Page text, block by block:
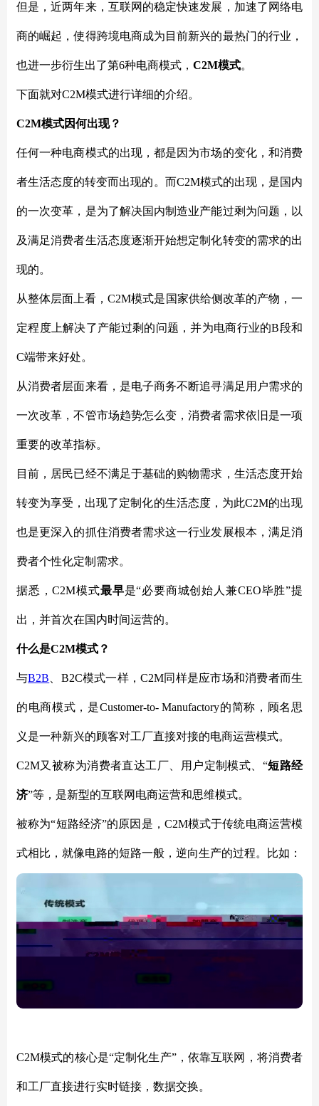
但是，近两年来，互联网的稳定快速发展，加速了网络电
商的崛起，使得跨境电商成为目前新兴的最热门的行业，
也进一步衍生出了第6种电商模式， C2M模式。
下面就对C2M模式进行详细的介绍。
C2M模式因何出现？
任何一种电商模式的出现，都是因为市场的变化，和消费
者生活态度的转变而出现的。而C2M模式的出现，是国内
的一次变革，是为了解决国内制造业产能过剩为问题，以
及满足消费者生活态度逐渐开始想定制化转变的需求的出
现的。
从整体层面上看，C2M模式是国家供给侧改革的产物，一
定程度上解决了产能过剩的问题，并为电商行业的B段和
C端带来好处。
从消费者层面来看，是电子商务不断追寻满足用户需求的
一次改革，不管市场趋势怎么变，消费者需求依旧是一项
重要的改革指标。
目前，居民已经不满足于基础的购物需求，生活态度开始
转变为享受，出现了定制化的生活态度，为此C2M的出现
也是更深入的抓住消费者需求这一行业发展根本，满足消
费者个性化定制需求。
据悉，C2M模式最早是“必要商城创始人兼CEO毕胜”提
出，并首次在国内时间运营的。
什么是C2M模式？
与B2B B2C模式一样，C2M同样是应市场和消费者而生
的电商模式，是Customer-to- Manufactory的简称，顾名思
义是一种新兴的顾客对工厂直接对接的电商运营模式。
C2M又被称为消费者直达工厂、用户定制模式、“短路经
济”等，是新型的互联网电商运营和思维模式。
被称为“短路经济”的原因是，C2M模式于传统电商运营模
式相比，就像电路的短路一般，逆向生产的过程。比如：
C2M模式的核心是“定制化生产”，依靠互联网，将消费者
和工厂直接进行实时链接，数据交换。